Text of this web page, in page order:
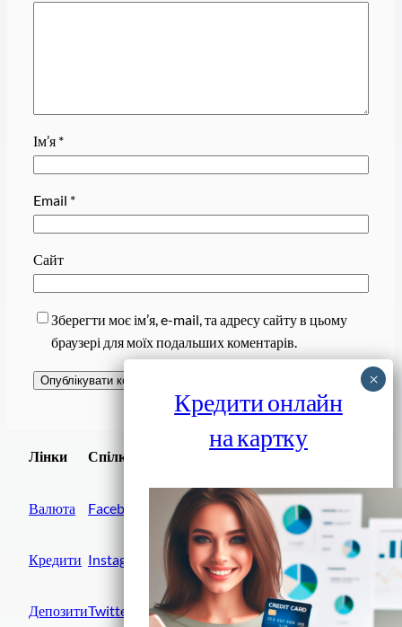
Ім’я *
Email *
Сайт
Зберегти моє ім’я, e-mail, та адресу сайту в цьому
браузері для моїх подальших коментарів.
Лінки
Валюта
Кредити
Депозити
Спілки
Facebook
Instagram
Twitter
Завантажити
Кредити онлайн
на картку